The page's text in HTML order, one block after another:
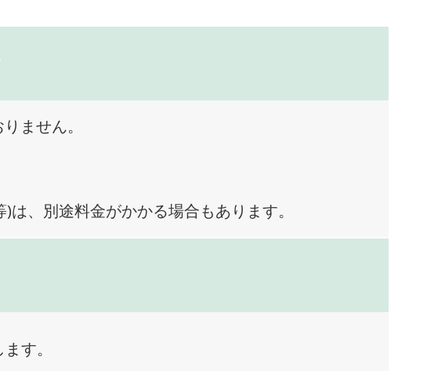
ません。
、別途料金がかかる場合もあります。
す。